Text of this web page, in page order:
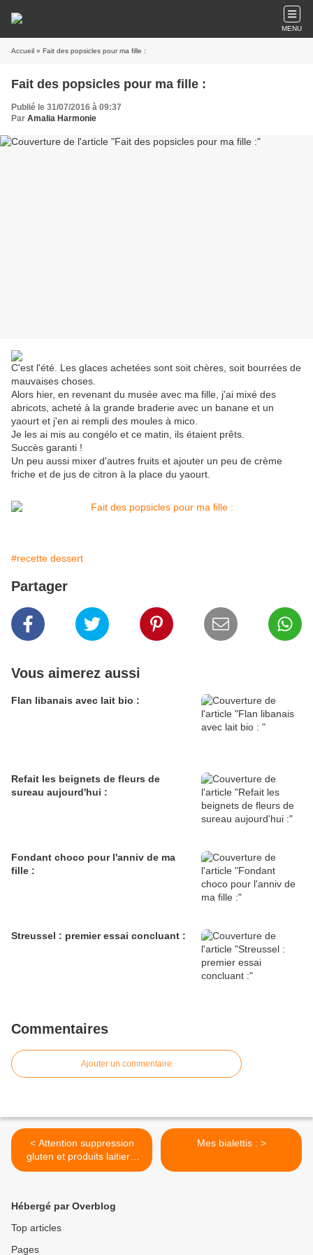
MENU
Accueil » Fait des popsicles pour ma fille :
Fait des popsicles pour ma fille :
Publié le 31/07/2016 à 09:37
Par Amalia Harmonie
C'est l'été. Les glaces achetées sont soit chères, soit bourrées de
mauvaises choses.
Alors hier, en revenant du musée avec ma fille, j'ai mixé des
abricots, acheté à la grande braderie avec un banane et un
yaourt et j'en ai rempli des moules à mico.
Je les ai mis au congélo et ce matin, ils étaient prêts.
Succès garanti !
Un peu aussi mixer d'autres fruits et ajouter un peu de crème
friche et de jus de citron à la place du yaourt.
#recette dessert
Partager
Vous aimerez aussi
Flan libanais avec lait bio :
Refait les beignets de fleurs de
sureau aujourd'hui :
Fondant choco pour l'anniv de ma
fille :
Streussel : premier essai concluant :
Commentaires
Ajouter un commentaire
< Attention suppression
gluten et produits laitiers,
risque de candidose
Mes bialettis : >
Hébergé par Overblog
Top articles
Pages